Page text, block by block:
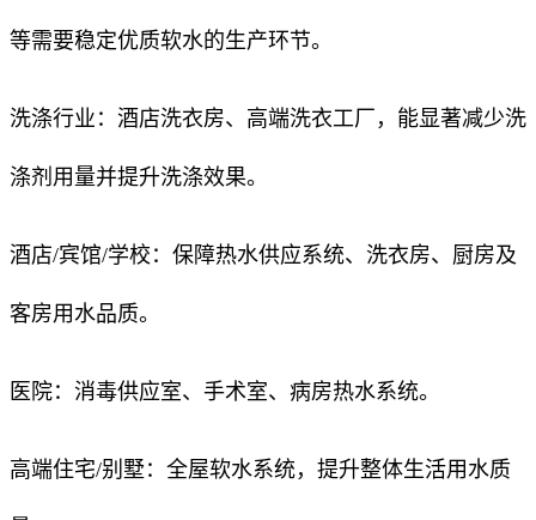
等需要稳定优质软水的生产环节。
洗涤行业：酒店洗衣房、高端洗衣工厂，能显著减少洗
涤剂用量并提升洗涤效果。
酒店/宾馆/学校：保障热水供应系统、洗衣房、厨房及
客房用水品质。
医院：消毒供应室、手术室、病房热水系统。
高端住宅/别墅：全屋软水系统，提升整体生活用水质